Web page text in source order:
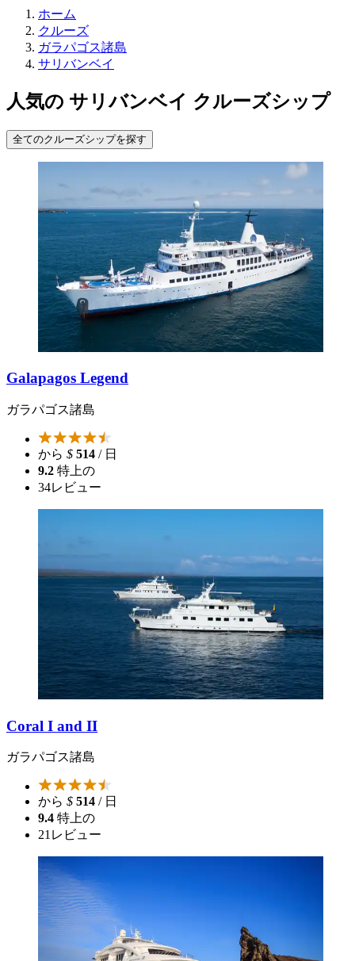
ホーム
クルーズ
ガラパゴス諸島
サリバンベイ
人気の サリバンベイ クルーズシップ
全てのクルーズシップを探す
Galapagos Legend
ガラパゴス諸島
から $ 514 / 日
9.2 特上の
34レビュー
Coral I and II
ガラパゴス諸島
から $ 514 / 日
9.4 特上の
21 レビュー